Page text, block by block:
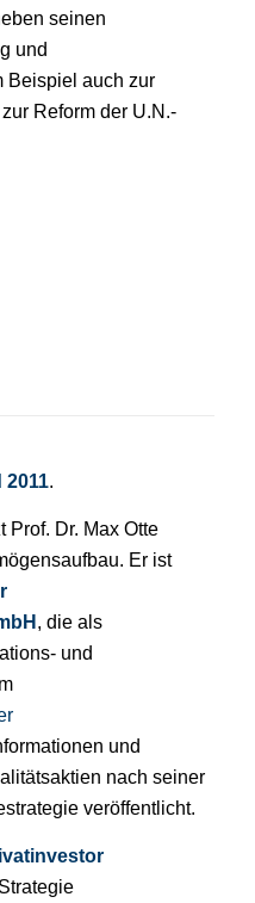
seinen
und
Beispiel auch zur
Reform der U.N.-
2011.
Prof. Dr. Max Otte
Er ist
, die als
und
und
nach seiner
veröffentlicht.